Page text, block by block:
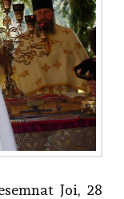
Joi, 28